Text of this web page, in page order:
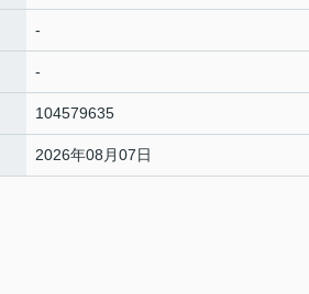
-
-
104579635
2026年08月07日